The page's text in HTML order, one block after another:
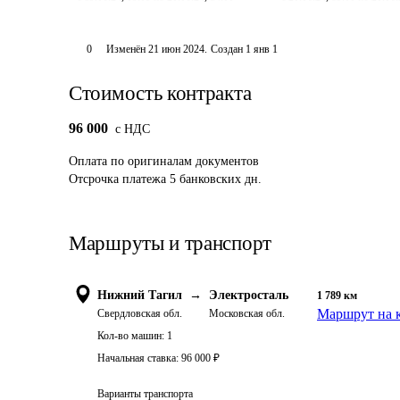
0 Изменён 21 июн 2024. Создан 1 янв 1
Стоимость контракта
96 000 c НДС
Оплата по оригиналам документов
Отсрочка платежа 5 банковских дн.
Маршруты и транспорт
Нижний Тагил →
Свердловская обл.
Электросталь
Московская обл.
1 789 км
Маршрут на
Кол-во машин: 1
Начальная ставка: 96 000 ₽
Варианты транспорта